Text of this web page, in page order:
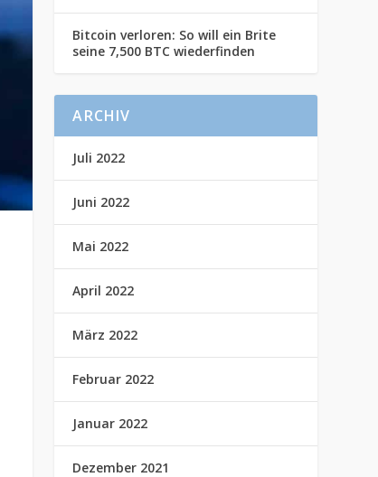
Bitcoin verloren: So will ein Brite
seine 7,500 BTC wiederfinden
ARCHIV
Juli 2022
Juni 2022
Mai 2022
April 2022
März 2022
Februar 2022
Januar 2022
Dezember 2021